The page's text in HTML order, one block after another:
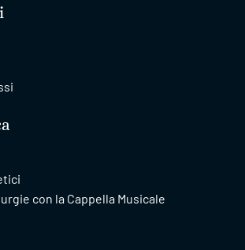
con la Cappella Musicale